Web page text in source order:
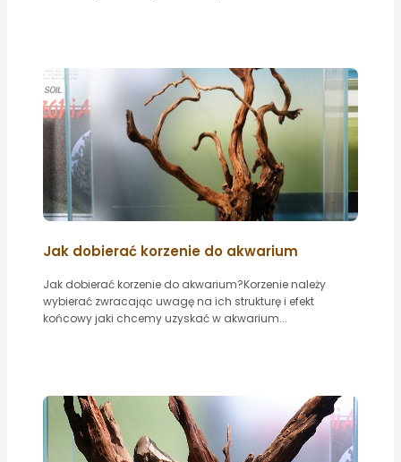
Jak dobierać korzenie do akwarium
Jak dobierać korzenie do akwarium?Korzenie należy
wybierać zwracając uwagę na ich strukturę i efekt
końcowy jaki chcemy uzyskać w akwarium...